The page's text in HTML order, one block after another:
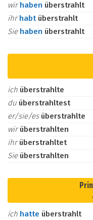
wirhaben überstrahlt
ihrhabt überstrahlt
Sie haben überstrahlt
ich überstrahlte
du überstrahltest
er/sie/es überstrahlte
wirüberstrahlten
ihrüberstrahltet
Sie überstrahlten
ich hatte überstrahlt